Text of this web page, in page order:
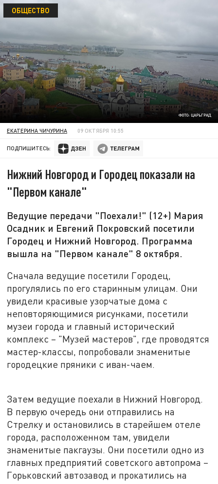
ФОТО: ЦАРЬГРАД
ОБЩЕСТВО
ЕКАТЕРИНА ЧИЧУРИНА 09 ОКТЯБРЯ 10:55
ПОДПИШИТЕСЬ:
Нижний Новгород и Городец показали на
"Первом канале"
Ведущие передачи "Поехали!" (12+) Мария
Осадник и Евгений Покровский посетили
Городец и Нижний Новгород. Программа
вышла на "Первом канале" 8 октября.
Сначала ведущие посетили Городец,
прогулялись по его старинным улицам. Они
увидели красивые узорчатые дома с
неповторяющимися рисунками, посетили
музеи города и главный исторический
комплекс – "Музей мастеров", где проводятся
мастер-классы, попробовали знаменитые
городецкие пряники с иван-чаем.
Затем ведущие поехали в Нижний Новгород.
В первую очередь они отправились на
Стрелку и остановились в старейшем отеле
города, расположенном там, увидели
знаменитые пакгаузы. Они посетили одно из
главных предприятий советского автопрома –
Горьковский автозавод и прокатились на